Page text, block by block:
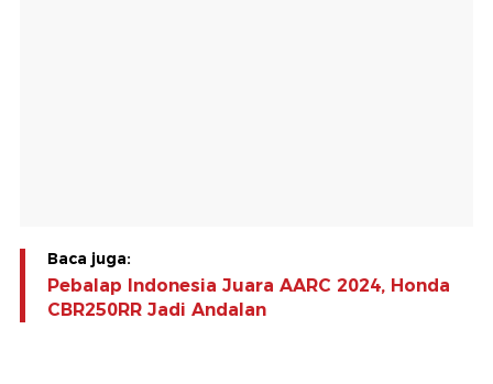
Baca juga:
Pebalap Indonesia Juara AARC 2024, Honda
CBR250RR Jadi Andalan